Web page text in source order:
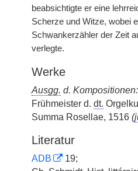
beabsichtigte er eine
Scherze und Witze, wobei
Schwankerzähler der Zeit
verlegte.
Werke
Ausgg. d. Kompositionen:
Frühmeister d. dt.
Summa Rosellae, 1516 (
Literatur
ADB
19;